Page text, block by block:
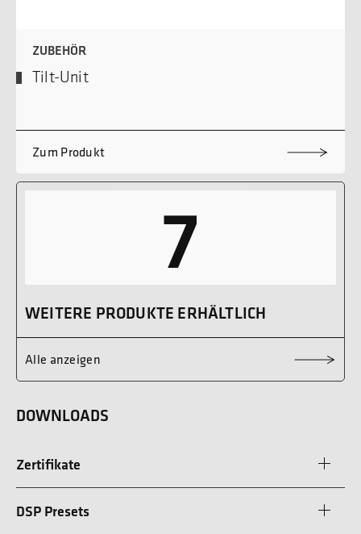
ZUBEHÖR
Tilt-Unit
Zum Produkt
7
WEITERE PRODUKTE ERHÄLTLICH
Alle anzeigen
DOWNLOADS
Zertifikate
DSP Presets